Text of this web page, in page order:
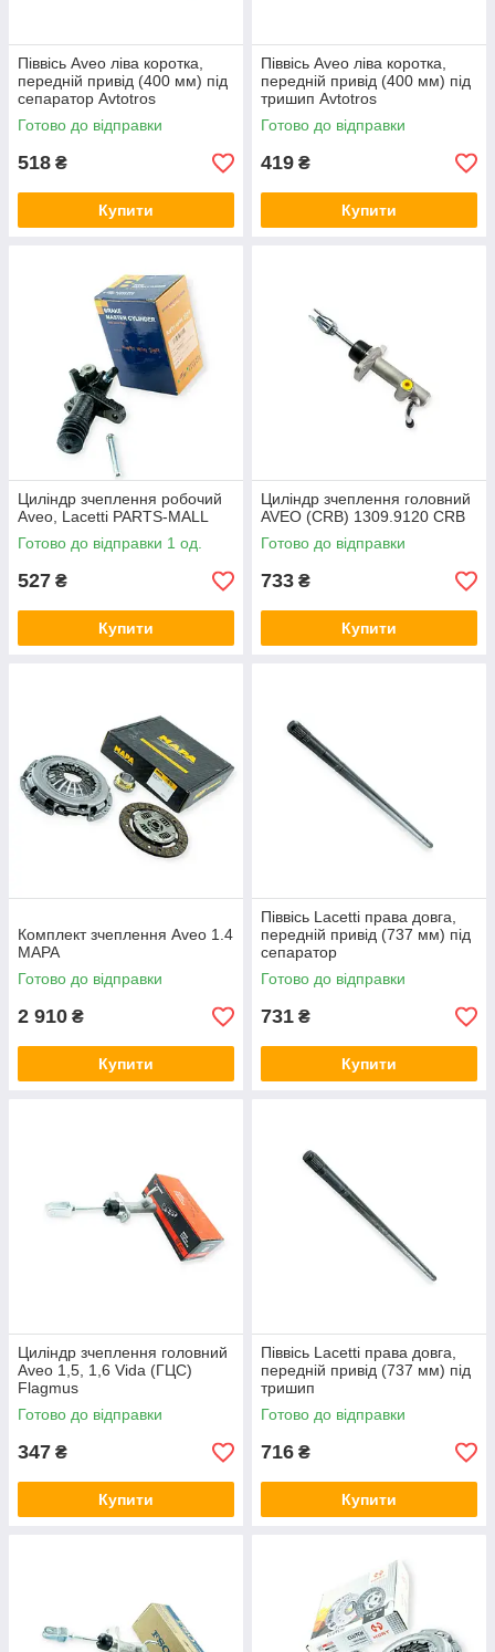
Піввісь Aveo ліва коротка,
передній привід (400 мм) під
сепаратор Avtotros
Готово до відправки
518 ₴
Купити
Піввісь Aveo ліва коротка,
передній привід (400 мм) під
тришип Avtotros
Готово до відправки
419 ₴
Купити
Циліндр зчеплення робочий
Aveo, Lacetti PARTS-MALL
Готово до відправки 1 од.
527 ₴
Купити
Циліндр зчеплення головний
AVEO (CRB) 1309.9120 CRB
Готово до відправки
733 ₴
Купити
Комплект зчеплення Aveo 1.4
MAPA
Готово до відправки
2 910 ₴
Купити
Піввісь Lacetti права довга,
передній привід (737 мм) під
сепаратор
Готово до відправки
731 ₴
Купити
Циліндр зчеплення головний
Aveo 1,5, 1,6 Vida (ГЦС)
Flagmus
Готово до відправки
347 ₴
Купити
Піввісь Lacetti права довга,
передній привід (737 мм) під
тришип
Готово до відправки
716 ₴
Купити